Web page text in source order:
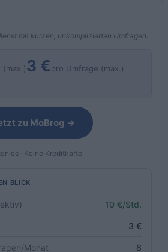
mit kurzen, unkomplizierten Umfragen.
3 €pro Umfrage (max.)
zu MoBrog →
· Keine Kreditkarte
BLICK
10 €/Std.
3 €
Monat 8